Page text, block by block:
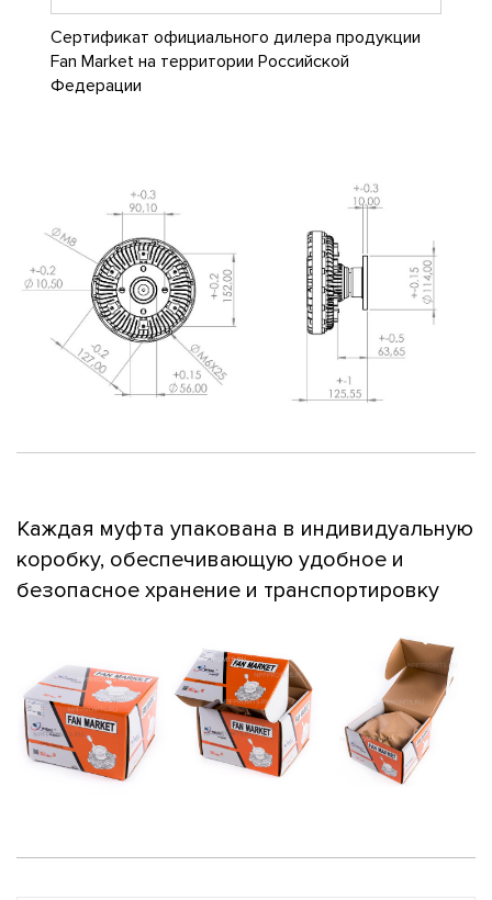
Каждая муфта упакована в индивидуальную
коробку, обеспечивающую удобное и
безопасное хранение и транспортировку
Сертификат официального дилера продукции
Fan Market на территории Российской
Федерации